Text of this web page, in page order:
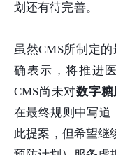
划还有待完善。
虽然CMS所制定
确表示，将推进
CMS尚未对数字糖
在最终规则中写道
此提案，但希望继